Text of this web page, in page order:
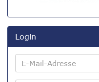
Login
E-
Mail-